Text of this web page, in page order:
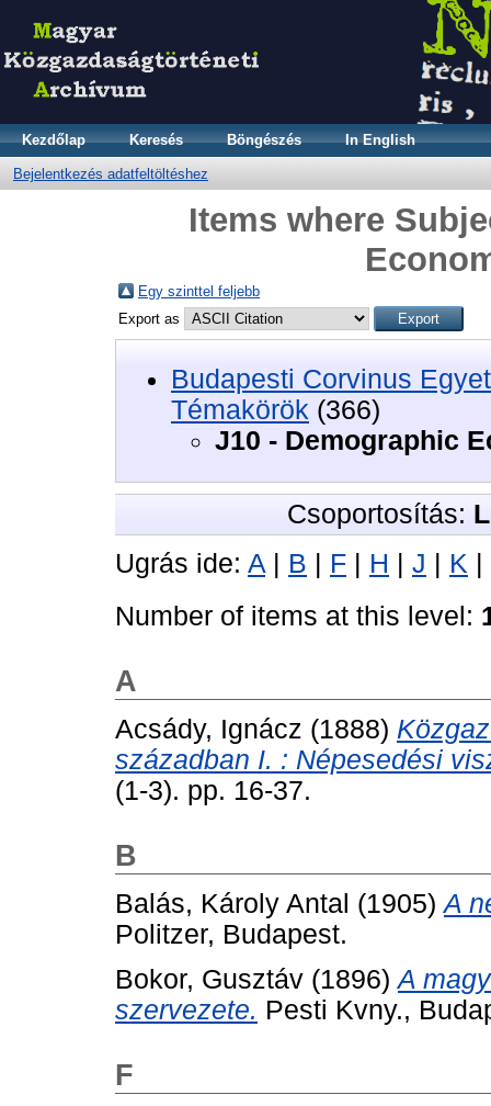
Kezdőlap Keresés Böngészés In English
Bejelentkezés adatfeltöltéshez
Items where
Egy szinttel feljebb
Export as
Budapesti Corvinus
Témakörök (366)
J10 - Demographic
Csoportosítás:
Ugrás ide: A B F H J K
Number of items at this level:
A
Acsády, Ignácz (1888)
században I. : Népesedési
(1-3). pp. 16-37.
B
Balás, Károly Antal (1905)A
Politzer, Budapest.
Bokor, Gusztáv (1896)A
szervezete. Pesti Kvny.,
F